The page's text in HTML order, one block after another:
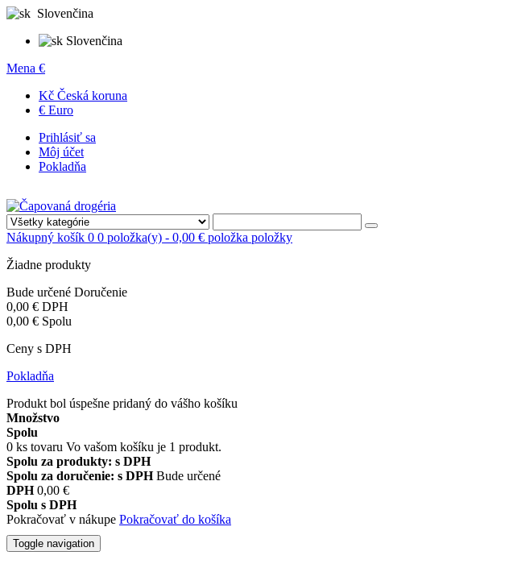
Slovenčina
Slovenčina
Mena €
Kč Česká koruna
€ Euro
Prihlásiť sa
Môj účet
Pokladňa
Nákupný košík 0 0 položka(y) - 0,00 € položka položky
Žiadne produkty
Bude určené Doručenie
0,00 € DPH
0,00 € Spolu
Ceny s DPH
Pokladňa
Produkt bol úspešne pridaný do vášho košíku
Množstvo
Spolu
0 ks tovaru Vo vašom košíku je 1 produkt.
Spolu za produkty: s DPH
Spolu za doručenie: s DPHBude určené
DPH 0,00 €
Spolu s DPH
Pokračovať v nákupe Pokračovať do košíka
Toggle navigation